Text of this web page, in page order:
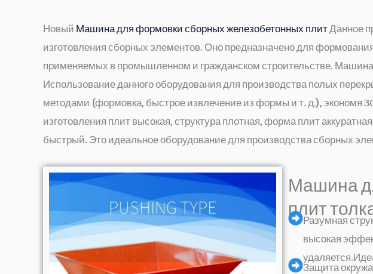
Новый Машина для формовки сборных железобетонных плитДанное
изготовления сборных элементов. Оно предназначено для
применяемых в промышленном и гражданском строительстве.
Использование данного оборудования для производства полых
методами (формовка, быстрое извлечение из формы и т. д.), экономя
изготовления плит высокая, структура плотная, форма плит
быстрый. Это идеальное оборудование для производства сборных
Машина
плит
Разумная
высокая
Защита